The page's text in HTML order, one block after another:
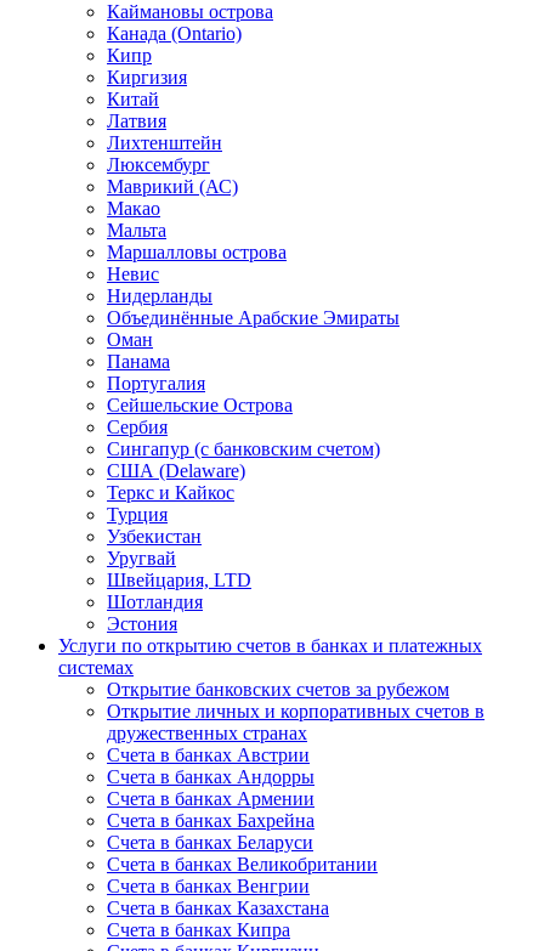
Каймановы острова
Канада (Ontario)
Кипр
Киргизия
Китай
Латвия
Лихтенштейн
Люксембург
Маврикий (АС)
Макао
Мальта
Маршалловы острова
Нeвис
Нидерланды
Объединённые Арабские Эмираты
Оман
Панама
Португалия
Сейшельские Острова
Сербия
Сингапур (c банковским счетом)
США (Delaware)
Теркс и Кайкос
Турция
Узбекистан
Уругвай
Швейцария, LTD
Шотландия
Эстония
Услуги по открытию счетов в банках и платежных
системах
Открытие банковских счетов за рубежом
Открытие личных и корпоративных счетов в
дружественных странах
Счета в банках Австрии
Счета в банках Андорры
Счета в банках Армении
Счета в банках Бахрейна
Счета в банках Беларуси
Счета в банках Великобритании
Счета в банках Венгрии
Счета в банках Казахстана
Счета в банках Кипра